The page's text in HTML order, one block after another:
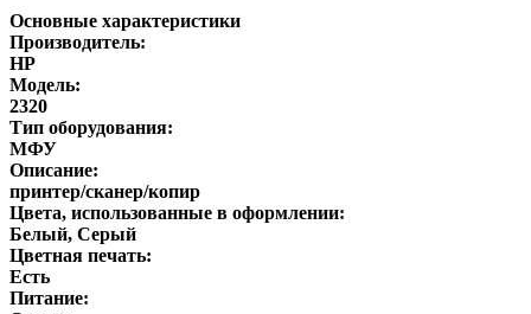
Основные характеристики
Производитель:
HP
Модель:
2320
Тип оборудования:
МФУ
Описание:
принтер/сканер/копир
Цвета, использованные в оформлении:
Белый, Серый
Цветная печать:
Есть
Питание: